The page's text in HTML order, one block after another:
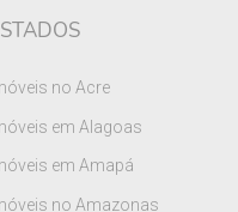
no Acre
em Alagoas
em Amapá
no Amazonas